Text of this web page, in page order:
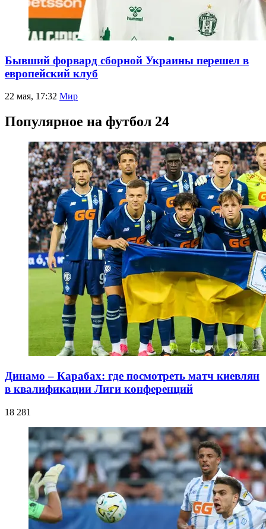
Бывший форвард сборной Украины перешел в
европейский клуб
22 мая, 17:32 Мир
Популярное на футбол 24
Динамо – Карабах: где посмотреть матч киевлян
в квалификации Лиги конференций
18 281